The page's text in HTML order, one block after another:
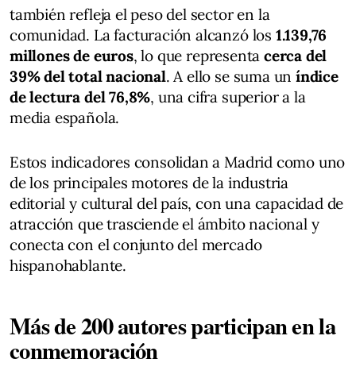
también refleja el peso del sector en la
comunidad. La facturación alcanzó los 1.139,76
millones de euros, lo que representa cerca del
39% del total nacional. A ello se suma uníndice
de lectura del 76,8%, una cifra superior a la
media española.
Estos indicadores consolidan a Madrid como uno
de los principales motores de la industria
editorial y cultural del país, con una capacidad de
atracción que trasciende el ámbito nacional y
conecta con el conjunto del mercado
hispanohablante.
Más de 200 autores participan en la
conmemoración